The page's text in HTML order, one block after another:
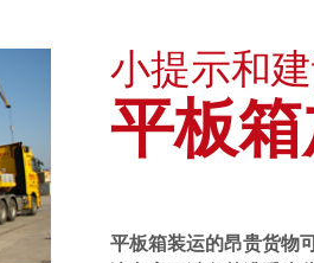
小提示和
平板箱
平板箱装运的昂贵货物